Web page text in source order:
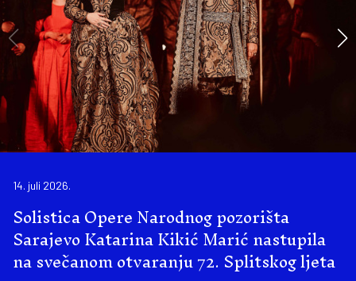
14. juli 2026.
Solistica Opere Narodnog pozorišta
Sarajevo Katarina Kikić Marić nastupila
na svečanom otvaranju 72. Splitskog ljeta